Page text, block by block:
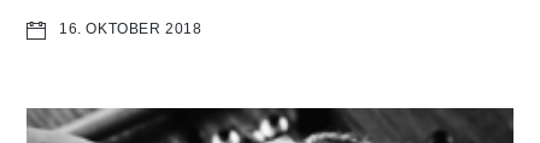
16. OKTOBER 2018